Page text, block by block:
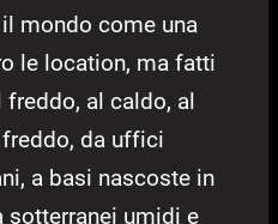
mondo come una
le location, ma fatti
freddo, al caldo, al
da uffici
a basi nascoste in
sotterranei umidi e